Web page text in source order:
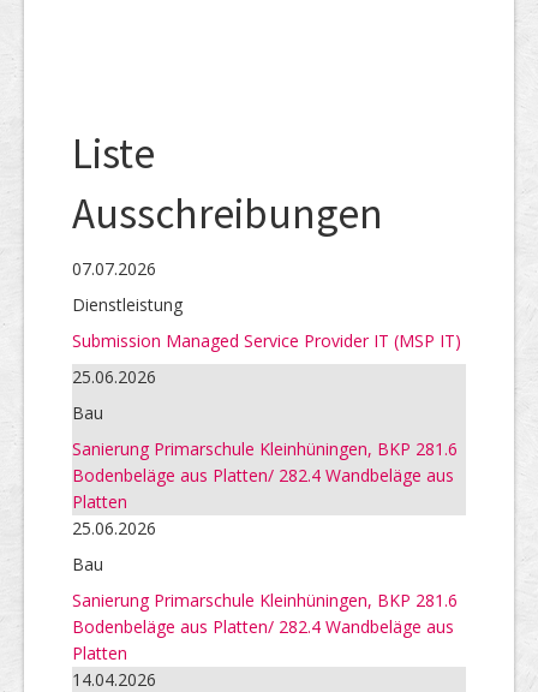
Liste
Ausschreibungen
07.07.2026
Dienstleistung
Submission Managed Service Provider IT (MSP IT)
25.06.2026
Bau
Sanierung Primarschule Kleinhüningen, BKP 281.6
Bodenbeläge aus Platten/ 282.4 Wandbeläge aus
Platten
25.06.2026
Bau
Sanierung Primarschule Kleinhüningen, BKP 281.6
Bodenbeläge aus Platten/ 282.4 Wandbeläge aus
Platten
14.04.2026